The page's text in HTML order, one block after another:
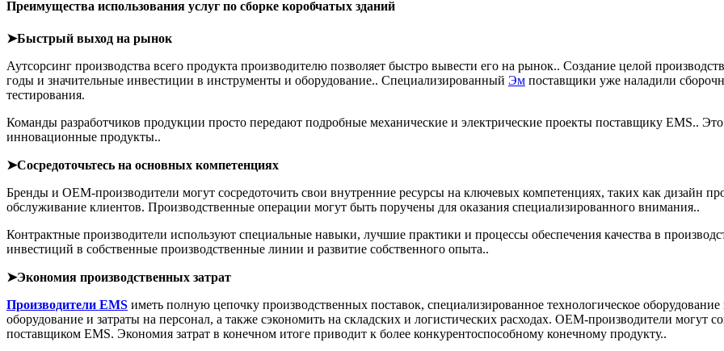
Преимущества использования услуг по сборке коробчатых зданий
➤Быстрый выход на рынок
Аутсорсинг производства всего продукта производителю позволяет быстро вывести его на рынок.. Создание целой
годы и значительные инвестиции в инструменты и оборудование.. Специализированный Эм поставщики уже наладили
тестирования.
Команды разработчиков продукции просто передают подробные механические и электрические проекты поставщику EMS..
инновационные продукты..
➤Сосредоточьтесь на основных компетенциях
Бренды и OEM-производители могут сосредоточить свои внутренние ресурсы на ключевых компетенциях, таких как дизайн
обслуживание клиентов. Производственные операции могут быть поручены для оказания специализированного внимания..
Контрактные производители используют специальные навыки, лучшие практики и процессы обеспечения качества в
инвестиций в собственные производственные линии и развитие собственного опыта..
➤Экономия производственных затрат
Производители EMS иметь полную цепочку производственных поставок, специализированное технологическое
оборудование и затраты на персонал, а также сэкономить на складских и логистических расходах. OEM-производители могут
поставщиком EMS. Экономия затрат в конечном итоге приводит к более конкурентоспособному конечному продукту..